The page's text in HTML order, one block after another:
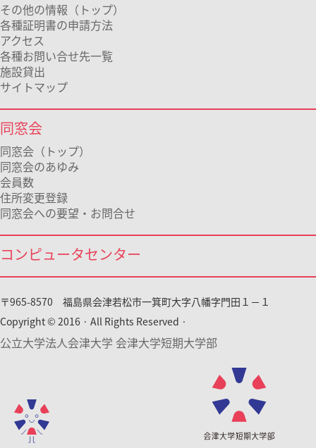
その他の情報（トップ）
各種証明書の申請方法
アクセス
各種お問い合せ先一覧
施設貸出
サイトマップ
同窓会
同窓会（トップ）
同窓会のあゆみ
会員数
住所変更登録
同窓会への要望・お問合せ
コンピュータセンター
〒965-8570 福島県会津若松市一箕町大字八幡字門田１－１
Copyright © 2016 · All Rights Reserved ·
公立大学法人会津大学 会津大学短期大学部